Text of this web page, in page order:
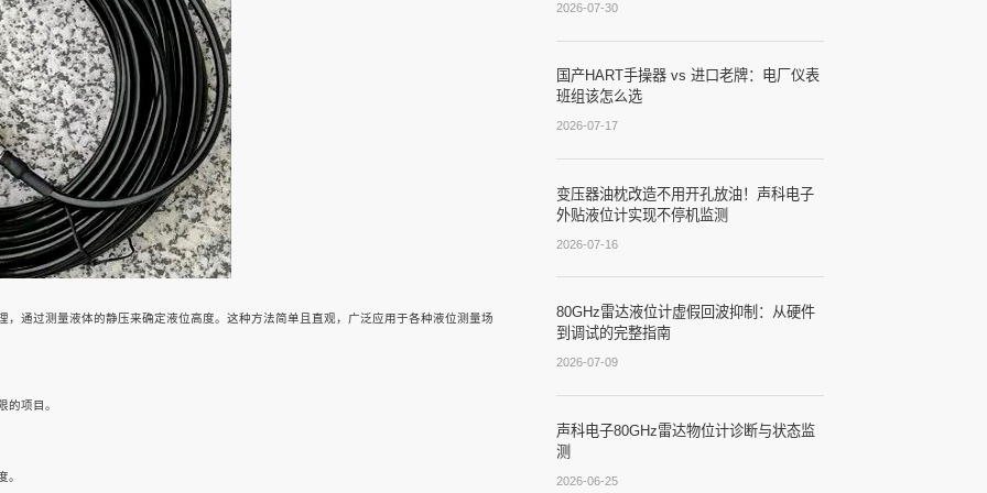
通过测量液体的静压来确定液位高度。这种方法简单且直观，广泛应用于各种液位测量场
的项目。
。
2026-07-30
国产HART手操器 vs 进口老牌：电厂仪表
班组该怎么选
2026-07-17
变压器油枕改造不用开孔放油！声科电子
外贴液位计实现不停机监测
2026-07-16
80GHz雷达液位计虚假回波抑制：从硬件
到调试的完整指南
2026-07-09
声科电子80GHz雷达物位计诊断与状态监
测
2026-06-25